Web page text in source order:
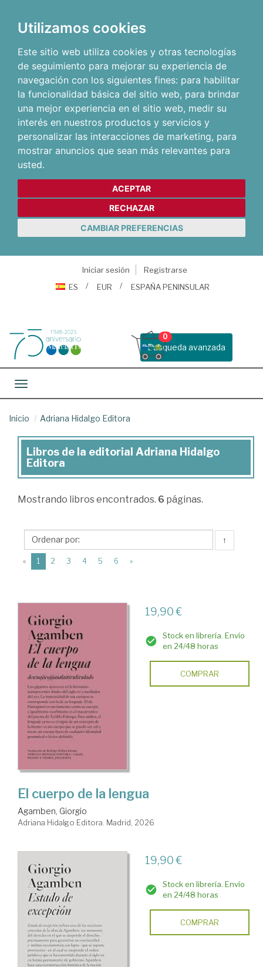
Utilizamos cookies
Este sitio web utiliza cookies y otras tecnologías
de seguimiento para mejorar su experiencia de
navegación con los siguientes fines: para habilitar
la funcionalidad básica del sitio web, para brindar
una mejor experiencia en el sitio web, medir su
interés en nuestros productos y servicios y
personalizar las interacciones de marketing, para
mostrar anuncios que sean más relevantes para
usted.
ACEPTAR
RECHAZAR
CAMBIAR PREFERENCIAS
Iniciar sesión
Registrarse
ES
EUR ESPAÑA PENINSULAR
Busqueda avanzada
0
Toggle navigation
Inicio Adriana Hidalgo Editora
Libros
de
la
Adriana
Hidalgo
Editora
Libros de la editorial Adriana Hidalgo
Editora
Mostrando libros encontrados. 6 páginas.
↑
« 1 (current)
2 3 4 5 6 »
19,90 €
Stock en librería. Envío
en 24/48 horas
COMPRAR
El cuerpo de la lengua
Agamben, Giorgio
Adriana Hidalgo Editora. Madrid, 2026
19,90 €
Stock en librería. Envío
en 24/48 horas
COMPRAR